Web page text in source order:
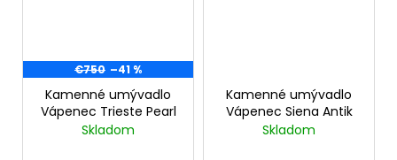
€750 –41 %
Kamenné umývadlo
Vápenec Trieste Pearl
Skladom
Kamenné umývadlo
Vápenec Siena Antik
Skladom